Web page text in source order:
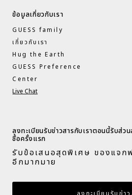
ข้อมูลเกี่ยวกับเรา
GUESS family
เกี่ยวกับเรา
Hug the Earth
GUESS Preference
Center
Live Chat
ลงทะเบียนรับข่าวสารกับเราตอนนี้รับส่ว
ซื้อครั้งแรก​
รับข้อเสนอสุดพิเศษ ของแจก
อีกมากมาย​
กรอกอีเมล